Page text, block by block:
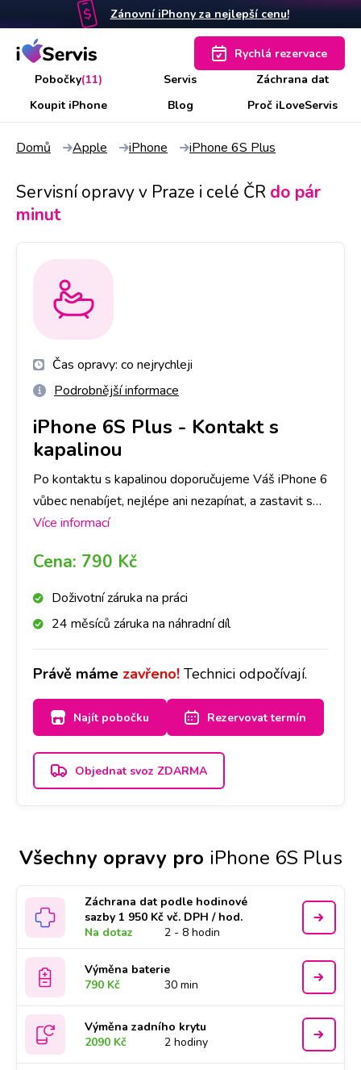
Zánovní iPhony za nejlepší cenu!
Pobočky(11) Servis
Záchrana dat
Koupit iPhone
Blog Proč iLoveServis
Rychlá rezervace
Domů Apple iPhone iPhone 6S Plus
Servisní opravy v Praze i celé ČR do pár
minut
Čas opravy: co nejrychleji
Podrobnější informace
iPhone 6S Plus - Kontakt s
kapalinou
Po kontaktu s kapalinou doporučujeme Váš iPhone 6
vůbec nenabíjet, nejlépe ani nezapínat, a zastavit se
na kterékoliv naší pobočce co nejdříve to bude
jaké míry kapalina přístroj poškodila. V některých
případech pro funkčnost stačí samotná deoxidace. V
některých případech je třeba následná oprava.
Primárně provedeme deoxidaci zařízení od kapaliny,
deoxidace plně povedla, popř. co je třeba opravit a
za jakou cenu. O všem Vás budeme informovat.
Jelikož se jedná o náročnější proces, doba trvání je
2-3 dny.
Více informací
Cena: 790 Kč
Doživotní záruka na práci
24 měsíců záruka na náhradní díl
Právě máme zavřeno! Technici odpočívají.
Najít pobočku Rezervovat termín
Objednat svoz ZDARMA
Všechny opravy pro iPhone 6S Plus
Záchrana dat podle hodinové
sazby 1 950 Kč vč. DPH / hod.
Na dotaz
2 - 8 hodin
Výměna baterie
790 Kč
30 min
Výměna zadního krytu
2090 Kč
2 hodiny